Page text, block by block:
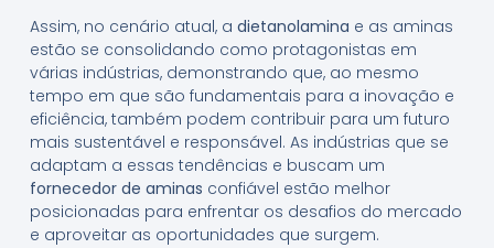
Assim, no cenário atual, a dietanolamina e as aminas
estão se consolidando como protagonistas em
várias indústrias, demonstrando que, ao mesmo
tempo em que são fundamentais para a inovação e
eficiência, também podem contribuir para um futuro
mais sustentável e responsável. As indústrias que se
adaptam a essas tendências e buscam um
fornecedor de aminas confiável estão melhor
posicionadas para enfrentar os desafios do mercado
e aproveitar as oportunidades que surgem.